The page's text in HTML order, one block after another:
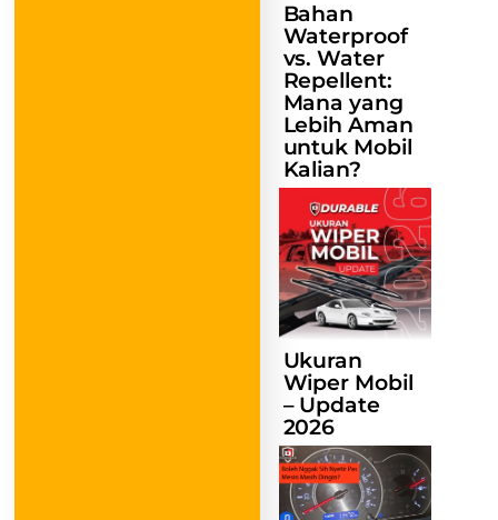
Bahan
Waterproof
vs. Water
Repellent:
Mana yang
Lebih Aman
untuk Mobil
Kalian?
Ukuran
Wiper Mobil
– Update
2026